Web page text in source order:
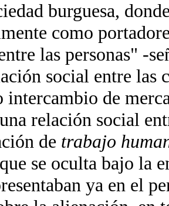
burguesa,
como
las personas" -
social entre las
intercambio de
relación social
de trabajo
se oculta bajo la
ya en el